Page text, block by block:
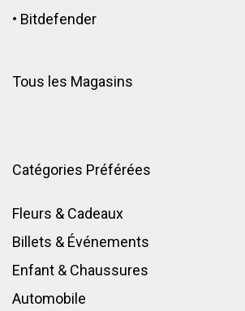
• Bitdefender
Tous les Magasins
Catégories Préférées
Fleurs & Cadeaux
Billets & Événements
Enfant & Chaussures
Automobile